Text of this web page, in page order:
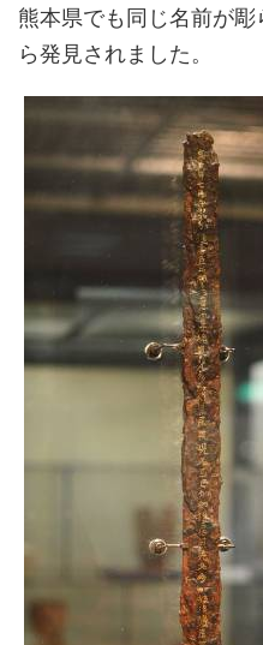
熊本県でも同じ名前が
ら発見されました。